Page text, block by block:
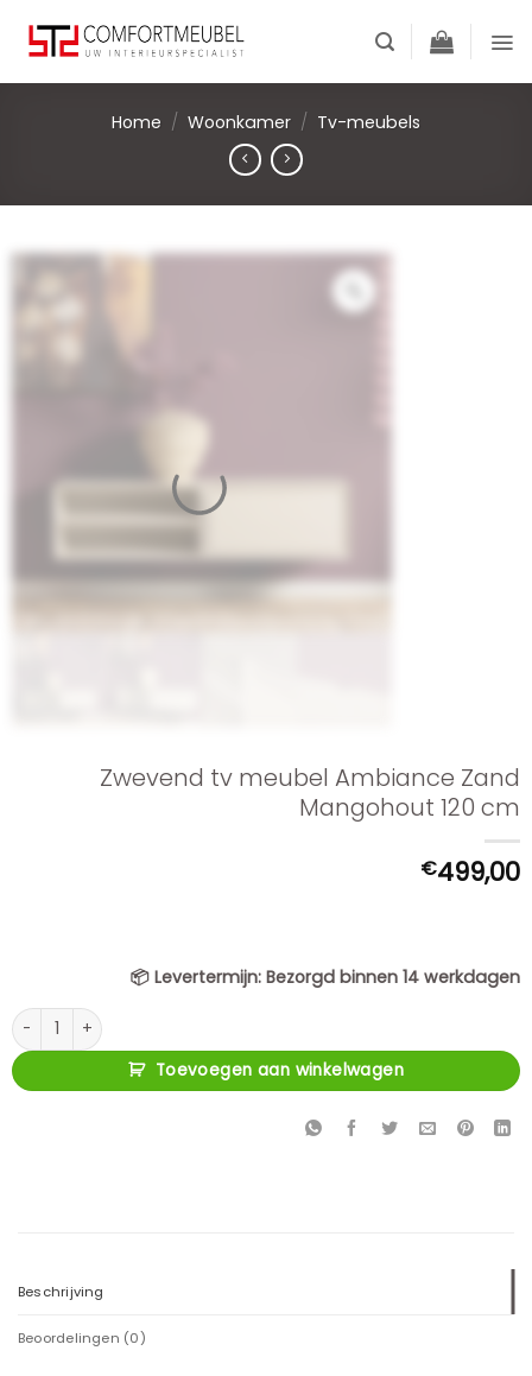
content
Home / Woonkamer / Tv-meubels
Zwevend tv meubel Ambiance Zand
Mangohout 120 cm
€499,00
📦 Levertermijn: Bezorgd binnen 14 werkdagen
Zwevend tv meubel Ambiance Zand Mangohout 120 cm aantal
Toevoegen aan winkelwagen
Beschrijving
Beoordelingen (0)